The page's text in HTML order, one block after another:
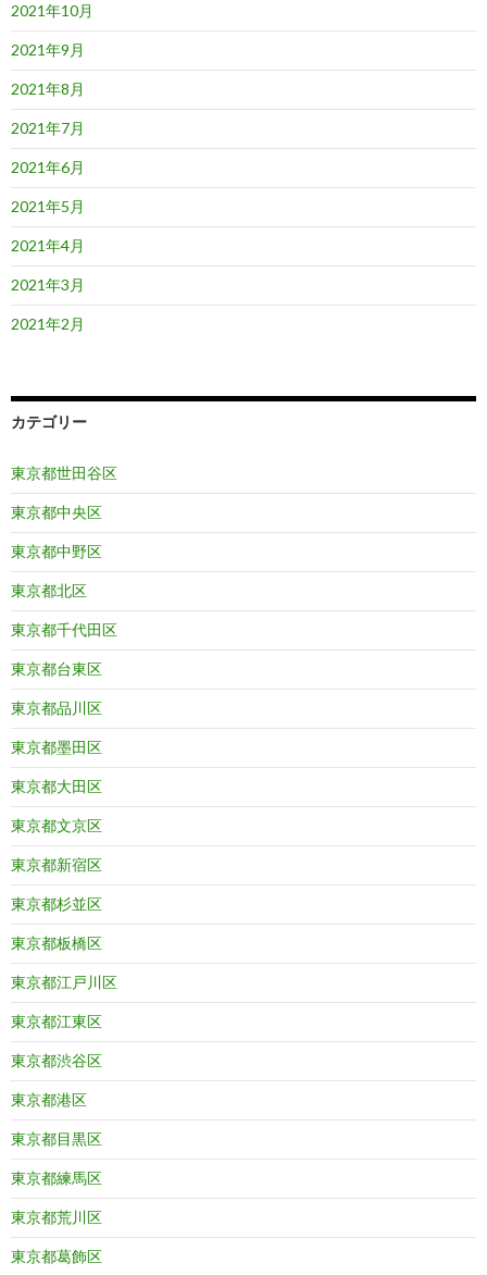
2021年10月
2021年9月
2021年8月
2021年7月
2021年6月
2021年5月
2021年4月
2021年3月
2021年2月
カテゴリー
東京都世田谷区
東京都中央区
東京都中野区
東京都北区
東京都千代田区
東京都台東区
東京都品川区
東京都墨田区
東京都大田区
東京都文京区
東京都新宿区
東京都杉並区
東京都板橋区
東京都江戸川区
東京都江東区
東京都渋谷区
東京都港区
東京都目黒区
東京都練馬区
東京都荒川区
東京都葛飾区